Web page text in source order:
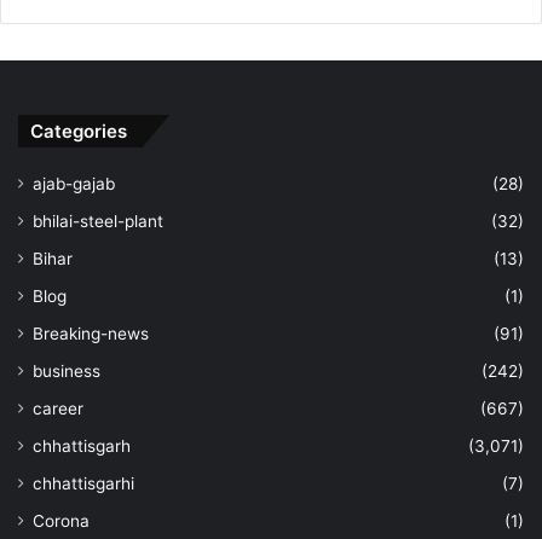
Categories
ajab-gajab
(28)
bhilai-steel-plant
(32)
Bihar
(13)
Blog
(1)
Breaking-news
(91)
business
(242)
career
(667)
chhattisgarh
(3,071)
chhattisgarhi
(7)
Corona
(1)